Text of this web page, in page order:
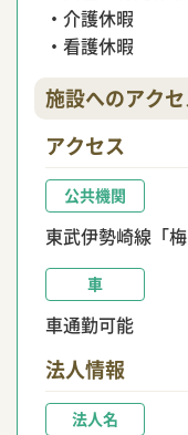
・介護休暇
・看護休暇
施設へのアク
アクセス
公共機関
東武伊勢崎線「
車
車通勤可能
法人情報
法人名